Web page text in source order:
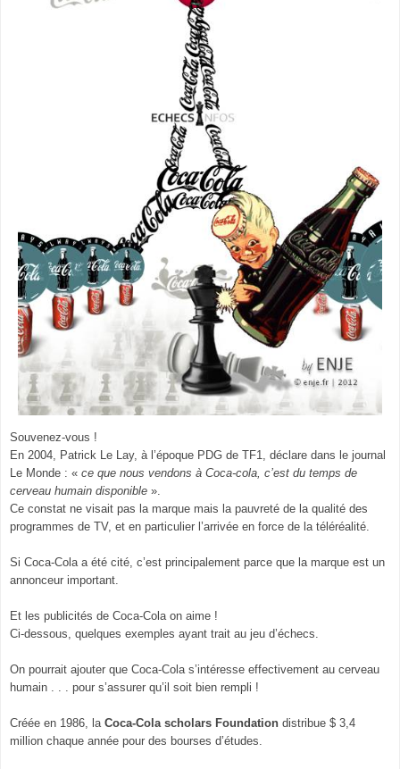
Souvenez-vous !
En 2004, Patrick Le Lay, à l’époque PDG de TF1, déclare dans le journal
Le Monde : « ce que nous vendons à Coca-cola, c’est du temps de
cerveau humain disponible ».
Ce constat ne visait pas la marque mais la pauvreté de la qualité des
programmes de TV, et en particulier l’arrivée en force de la téléréalité.
Si Coca-Cola a été cité, c’est principalement parce que la marque est un
annonceur important.
Et les publicités de Coca-Cola on aime !
Ci-dessous, quelques exemples ayant trait au jeu d’échecs.
On pourrait ajouter que Coca-Cola s’intéresse effectivement au cerveau
humain . . . pour s’assurer qu’il soit bien rempli !
Créée en 1986, la Coca-Cola scholars Foundation distribue $ 3,4
million chaque année pour des bourses d’études.